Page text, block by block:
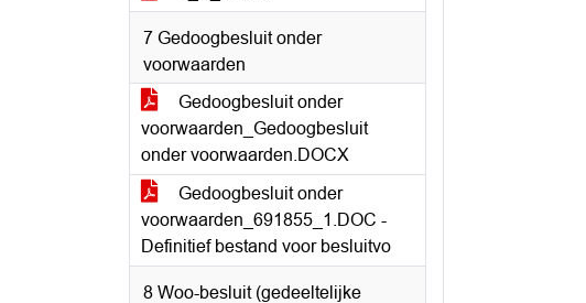
7 Gedoogbesluit onder
voorwaarden
Gedoogbesluit onder
voorwaarden_Gedoogbesluit
onder voorwaarden.DOCX
Gedoogbesluit onder
voorwaarden_691855_1.DOC -
Definitief bestand voor besluitvo
8 Woo-besluit (gedeeltelijke